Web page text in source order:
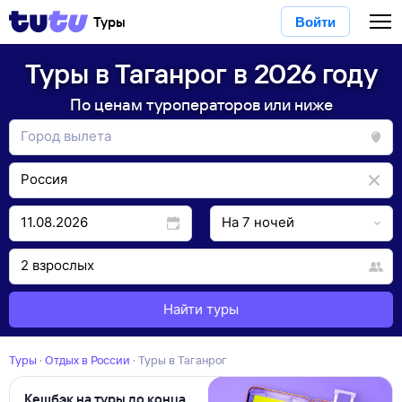
Туры Войти
Туры в Таганрог в 2026 году
По ценам туроператоров или ниже
Найти туры
Туры · Отдых в России · Туры в Таганрог